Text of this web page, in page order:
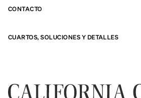
CONTACTO
CUARTOS, SOLUCIONES Y DETALLES